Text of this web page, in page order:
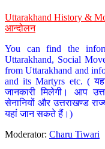
Uttarakhand History &
आन्दोलन
You can find the
Uttarakhand, Social
from Uttarakhand and
and its Martyrs etc. (
जानकारी मिलेगी। आप
सेनानियों और उत्तराखण्ड
यहां जान सकते हैं।)
Moderator: Charu Tiwari